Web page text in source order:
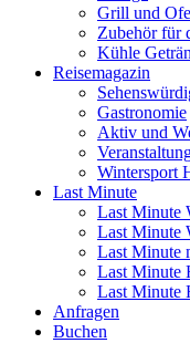
Grill und
Zubehör für
Kühle
Reisemagazin
Gastronomie
Aktiv und
Wintersport
Last Minute
Last Minute
Last Minute
Last Minute
Last Minute
Last Minute
Anfragen
Buchen